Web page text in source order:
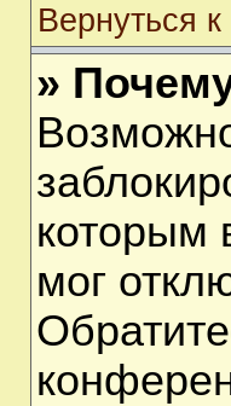
Вернуться
»
которым
мог